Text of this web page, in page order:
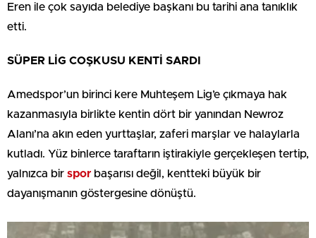
Eren ile çok sayıda belediye başkanı bu tarihi ana tanıklık
etti.
SÜPER LİG COŞKUSU KENTİ SARDI
Amedspor’un birinci kere Muhteşem Lig’e çıkmaya hak
kazanmasıyla birlikte kentin dört bir yanından Newroz
Alanı’na akın eden yurttaşlar, zaferi marşlar ve halaylarla
kutladı. Yüz binlerce taraftarın iştirakiyle gerçekleşen tertip,
yalnızca bir spor başarısı değil, kentteki büyük bir
dayanışmanın göstergesine dönüştü.